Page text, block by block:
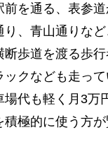
を通る、表参
、青山通りな
歩道を渡る歩
クなども走っ
代も軽く月3万
極的に使う方